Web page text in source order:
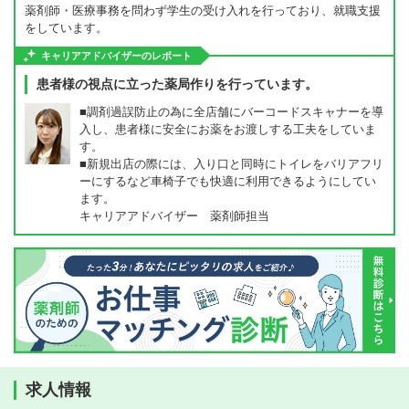
薬剤師・医療事務を問わず学生の受け入れを行っており、就職支援
をしています。
キャリアアドバイザーのレポート
患者様の視点に立った薬局作りを行っています。
■調剤過誤防止の為に全店舗にバーコードスキャナーを導
入し、患者様に安全にお薬をお渡しする工夫をしていま
す。
■新規出店の際には、入り口と同時にトイレをバリアフリ
ーにするなど車椅子でも快適に利用できるようにしてい
ます。
キャリアアドバイザー 薬剤師担当
求人情報